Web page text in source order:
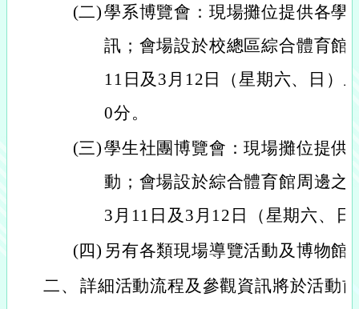
(二)學系博覽會：現場攤位提供各學
訊；會場設於校總區綜合體育館
11日及3月12日（星期六、日）
0分。
(三)學生社團博覽會：現場攤位提供
動；會場設於綜合體育館周邊之
3月11日及3月12日（星期六、
(四) 另有各類現場導覽活動及博物館
二、 詳細活動流程及參觀資訊將於活動